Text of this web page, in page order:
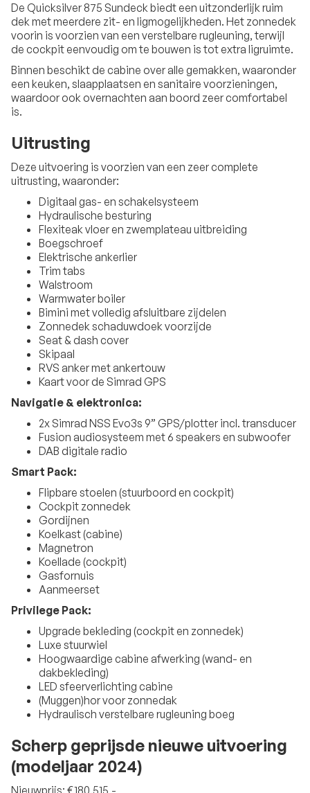
De Quicksilver 875 Sundeck biedt een uitzonderlijk ruim
dek met meerdere zit- en ligmogelijkheden. Het zonnedek
voorin is voorzien van een verstelbare rugleuning, terwijl
de cockpit eenvoudig om te bouwen is tot extra ligruimte.
Binnen beschikt de cabine over alle gemakken, waaronder
een keuken, slaapplaatsen en sanitaire voorzieningen,
waardoor ook overnachten aan boord zeer comfortabel
is.
Uitrusting
Deze uitvoering is voorzien van een zeer complete
uitrusting, waaronder:
Digitaal gas- en schakelsysteem
Hydraulische besturing
Flexiteak vloer en zwemplateau uitbreiding
Boegschroef
Elektrische ankerlier
Trim tabs
Walstroom
Warmwater boiler
Bimini met volledig afsluitbare zijdelen
Zonnedek schaduwdoek voorzijde
Seat & dash cover
Skipaal
RVS anker met ankertouw
Kaart voor de Simrad GPS
Navigatie & elektronica:
2x Simrad NSS Evo3s 9” GPS/plotter incl. transducer
Fusion audiosysteem met 6 speakers en subwoofer
DAB digitale radio
Smart Pack:
Flipbare stoelen (stuurboord en cockpit)
Cockpit zonnedek
Gordijnen
Koelkast (cabine)
Magnetron
Koellade (cockpit)
Gasfornuis
Aanmeerset
Privilege Pack:
Upgrade bekleding (cockpit en zonnedek)
Luxe stuurwiel
Hoogwaardige cabine afwerking (wand- en
dakbekleding)
LED sfeerverlichting cabine
(Muggen)hor voor zonnedak
Hydraulisch verstelbare rugleuning boeg
Scherp geprijsde nieuwe uitvoering
(modeljaar 2024)